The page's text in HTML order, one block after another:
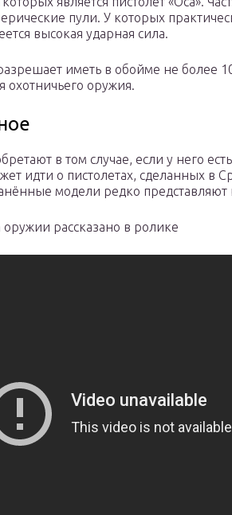
пули. У которых
высокая ударная сила.
иметь в обойме не более
охотничьего оружия.
в том случае, если у него
идти о пистолетах, сделанных в
модели редко представляют
рассказано в ролике